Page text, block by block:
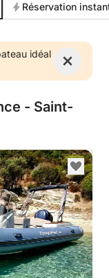
Réservation
idéal
- Saint-